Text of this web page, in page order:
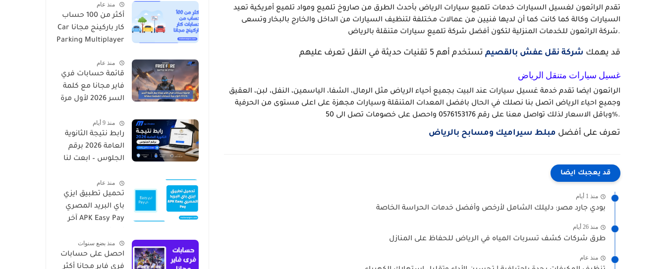
تقدم الرائعون لغسيل السيارات خدمات تلميع سيارات الرياض بأحدث الطرق من صاروخ تلميع ومواد تلميع أمريكية تعيد
السيارات وكالة كما كانت كما أن لديها فنيين من عمالات مختلفة لتنظيف السيارات من الداخل والخارج بالبخار وتسعى
شركة الرائعون للخدمات المنزلية لتكون أفضل شركة تلميع سيارات متنقلة بالرياض.
قد يهمك شركة نقل عفش بالقصيم تستخدم أهم 5 تقنيات حديثة في النقل تعرف عليهم
غسيل سيارات متنقل الرياض
الرائعون ايضا تقدم خدمة غسيل سيارات عند البيت بجميع أحياء الرياض مثل الرمال، الشفا، الياسمين، النفل، لبن، العقيق
وجميع احياء الرياض اتصل بنا نصلك في الحال بافضل المعدات المتنقلة وسيارات مجهزة على اعلى مستوى من الحرفية
وباقل الاسعار لذلك تواصل معنا على رقم 0576153176 واحصل على خصومات تصل الى 50%.
تعرف على أفضل مبلط سيراميك ومسابح بالرياض
قد يعجبك ايضا
منذ 1 أيام
بودي جارد مصر: دليلك الشامل لأرخص وأفضل خدمات الحراسة الخاصة
منذ 26 أيام
طرق شركات كشف تسربات المياه في الرياض للحفاظ على المنازل
منذ عام
منذ عام
أكثر من 100 حساب
كار باركينج مجانا Car
Parking Multiplayer
منذ عام
قائمة حسابات فري
فاير مجانا مع كلمة
السر 2026 لأول مرة
شغالة
منذ 9 أيام
رابط نتيجة الثانوية
العامة 2026 برقم
الجلوس – ابعت لنا
منذ عام
تحميل تطبيق ايزي
باي البريد المصري
APK Easy Pay آخر
منذ بضع سنوات
احصل على حسابات
فري فاير مجانا أكثر